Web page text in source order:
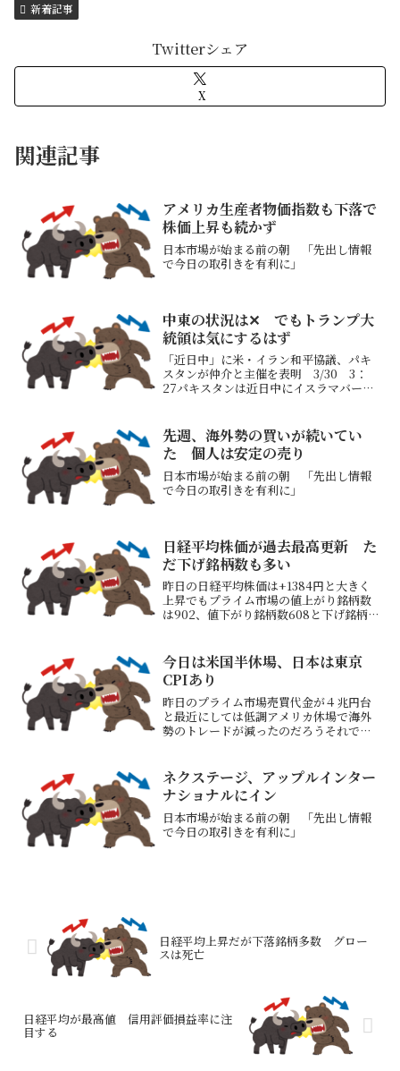
新着記事
Twitterシェア
X
関連記事
アメリカ生産者物価指数も下落で
株価上昇も続かず
日本市場が始まる前の朝 「先出し情報
で今日の取引きを有利に」
中東の状況は✕ でもトランプ大
統領は気にするはず
「近日中」に米・イラン和平協議、パキ
スタンが仲介と主催を表明 3/30 3：
27パキスタンは近日中にイスラマバード
議の仲介に関して、イランと米国の両方
がパキスタンへの信...
先週、海外勢の買いが続いてい
た 個人は安定の売り
日本市場が始まる前の朝 「先出し情報
で今日の取引きを有利に」
日経平均株価が過去最高更新 た
だ下げ銘柄数も多い
昨日の日経平均株価は+1384円と大きく
上昇でもプライム市場の値上がり銘柄数
は902、値下がり銘柄数608と下げ銘柄も
ラス昨日は大手電機、電子企業のTDK、
ダイキン...
今日は米国半休場、日本は東京
CPIあり
昨日のプライム市場売買代金が４兆円台
と最近にしては低調アメリカ休場で海外
勢のトレードが減ったのだろうそれでも
約+470円寄与）午前中10：00頃高値で
後場低調なの...
ネクステージ、アップルインター
ナショナルにイン
日本市場が始まる前の朝 「先出し情報
で今日の取引きを有利に」
日経平均上昇だが下落銘柄多数 グロー
スは死亡
日経平均が最高値 信用評価損益率に注
目する